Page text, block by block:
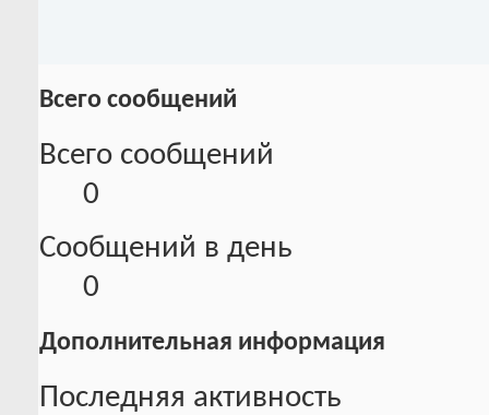
Всего сообщений
Всего сообщений
0
Сообщений в день
0
Дополнительная информация
Последняя активность